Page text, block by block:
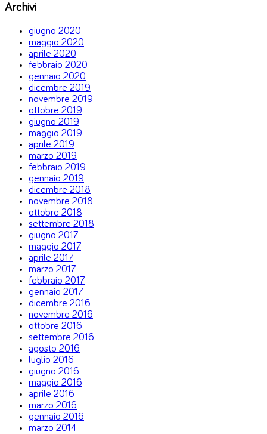
Archivi
giugno 2020
maggio 2020
aprile 2020
febbraio 2020
gennaio 2020
dicembre 2019
novembre 2019
ottobre 2019
giugno 2019
maggio 2019
aprile 2019
marzo 2019
febbraio 2019
gennaio 2019
dicembre 2018
novembre 2018
ottobre 2018
settembre 2018
giugno 2017
maggio 2017
aprile 2017
marzo 2017
febbraio 2017
gennaio 2017
dicembre 2016
novembre 2016
ottobre 2016
settembre 2016
agosto 2016
luglio 2016
giugno 2016
maggio 2016
aprile 2016
marzo 2016
gennaio 2016
marzo 2014